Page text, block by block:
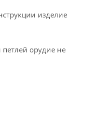
изделие
орудие не